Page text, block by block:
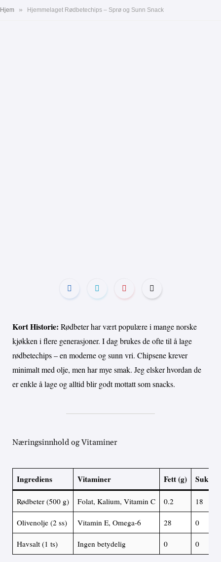
Hjem » Hjemmelaget Rødbetechips – Sprø og Sunn Snack
Kort Historie: Rødbeter har vært populære i mange norske
kjøkken i flere generasjoner. I dag brukes de ofte til å lage
rødbetechips – en moderne og sunn vri. Chipsene krever
minimalt med olje, men har mye smak. Jeg elsker hvordan de
er enkle å lage og alltid blir godt mottatt som snacks.
Næringsinnhold og Vitaminer
Ingrediens Vitaminer Fett (g) Sukker
Rødbeter (500 g) Folat, Kalium, Vitamin C 0.2 18
Olivenolje (2 ss) Vitamin E, Omega-6 28 0
Havsalt (1 ts) Ingen betydelig 0 0